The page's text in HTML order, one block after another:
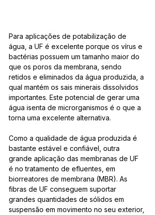
Para aplicações de potabilização de
água, a UF é excelente porque os vírus e
bactérias possuem um tamanho maior do
que os poros da membrana, sendo
retidos e eliminados da água produzida, a
qual mantém os sais minerais dissolvidos
importantes. Este potencial de gerar uma
água isenta de microrganismos é o que a
torna uma excelente alternativa.
Como a qualidade de água produzida é
bastante estável e confiável, outra
grande aplicação das membranas de UF
é no tratamento de efluentes, em
biorreatores de membrana (MBR). As
fibras de UF conseguem suportar
grandes quantidades de sólidos em
suspensão em movimento no seu exterior,